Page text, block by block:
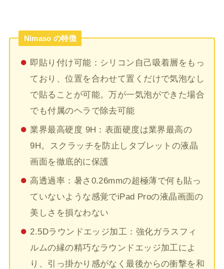
Nimaso の特徴
即貼り付け可能：シリコン自己吸着層をもっ
ており、位置を合わせて置くだけで気泡なし
で貼ることが可能。万が一気泡ができた場合
でも付属のヘラで除去可能
業界最高硬度 9H：表面硬度は業界最高の
9H。スクラッチを防止しタブレットの液晶
画面を徹底的に保護
高透過率：暑さ0.26mmの超極薄で何も貼っ
ていないような感覚でiPad Proの液晶画面の
美しさを損なわない
2.5Dラウンドエッジ加工：強化ガラスフィ
ルムの縁の精巧なラウンドエッジ加工によ
り、引っ掛かり感がなく最後からの衝撃を和